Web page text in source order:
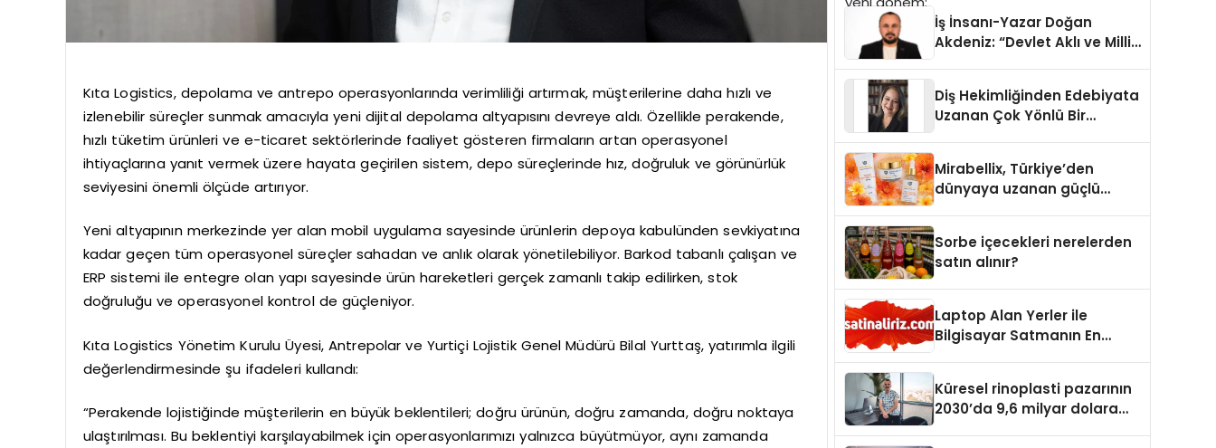
Kıta Logistics, depolama ve antrepo operasyonlarında verimliliği artırmak, müşterilerine daha hızlı ve
izlenebilir süreçler sunmak amacıyla yeni dijital depolama altyapısını devreye aldı. Özellikle perakende,
hızlı tüketim ürünleri ve e-ticaret sektörlerinde faaliyet gösteren firmaların artan operasyonel
ihtiyaçlarına yanıt vermek üzere hayata geçirilen sistem, depo süreçlerinde hız, doğruluk ve görünürlük
seviyesini önemli ölçüde artırıyor.
Yeni altyapının merkezinde yer alan mobil uygulama sayesinde ürünlerin depoya kabulünden sevkiyatına
kadar geçen tüm operasyonel süreçler sahadan ve anlık olarak yönetilebiliyor. Barkod tabanlı çalışan ve
ERP sistemi ile entegre olan yapı sayesinde ürün hareketleri gerçek zamanlı takip edilirken, stok
doğruluğu ve operasyonel kontrol de güçleniyor.
Kıta Logistics Yönetim Kurulu Üyesi, Antrepolar ve Yurtiçi Lojistik Genel Müdürü Bilal Yurttaş, yatırımla ilgili
değerlendirmesinde şu ifadeleri kullandı:
“Perakende lojistiğinde müşterilerin en büyük beklentileri; doğru ürünün, doğru zamanda, doğru noktaya
ulaştırılması. Bu beklentiyi karşılayabilmek için operasyonlarımızı yalnızca büyütmüyor, aynı zamanda
İş İnsanı-Yazar Doğan
Akdeniz: “Devlet Aklı ve Milli
Diş Hekimliğinden Edebiyata
Uzanan Çok Yönlü Bir
Mirabellix, Türkiye’den
dünyaya uzanan güçlü
Sorbe içecekleri nerelerden
satın alınır?
Laptop Alan Yerler ile
Bilgisayar Satmanın En
Küresel rinoplasti pazarının
2030’da 9,6 milyar dolara